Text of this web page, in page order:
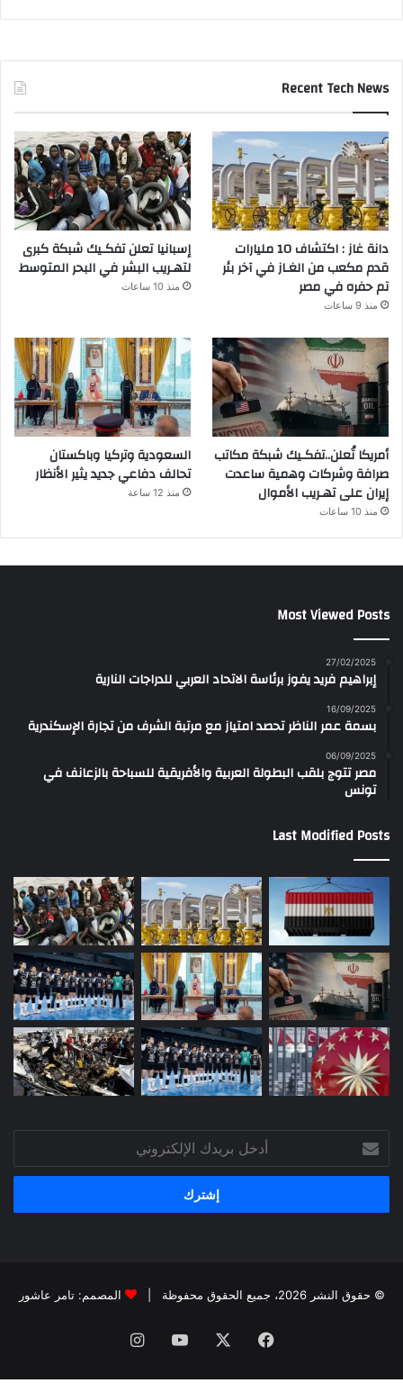
Recent Tech News
دانة غاز : اكتشاف 10 مليارات
قدم مكعب من الغـاز في آخر بئر
تم حفره في مصر
منذ 9 ساعات
إسبانيا تعلن تفكـيك شبكة كبرى
لتهـريب البشر في البحر المتوسط
منذ 10 ساعات
أمريكا تُعلن..تفكـيك شبكة مكاتب
صرافة وشركات وهمية ساعدت
إيران على تهـريب الأموال
منذ 10 ساعات
السعودية وتركيا وباكستان
تحالف دفاعي جديد يثير الأنظار
منذ 12 ساعة
Most Viewed Posts
27/02/2025
إبراهيم فريد يفوز برئاسة الاتحاد العربي للدراجات النارية
16/09/2025
بسمة عمر الناظر تحصد امتياز مع مرتبة الشرف من تجارة الإسكندرية
06/09/2025
مصر تتوج بلقب البطولة العربية والأفريقية للسباحة بالزعانف في
تونس
Last Modified Posts
بريدك
الإلكتروني
© حقوق النشر 2026، جميع الحقوق محفوظة | المصمم: تامر عاشور
فيسبوك يوتيوبانستقرام